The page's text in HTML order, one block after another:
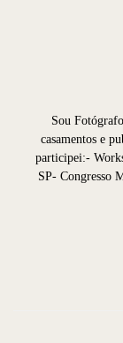
Sou
casamentos e
participei:-
SP- Congresso